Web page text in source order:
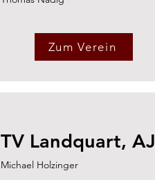
Zum Verein
TV Landquart, AJ
Michael Holzinger